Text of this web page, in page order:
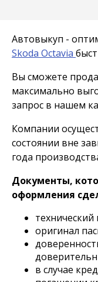
Автовыкуп -
Skoda Octavia
Вы сможете
максимально
запрос в нашем
Компании
состоянии вне
года
Документы,
оформления
оригинал
в случае